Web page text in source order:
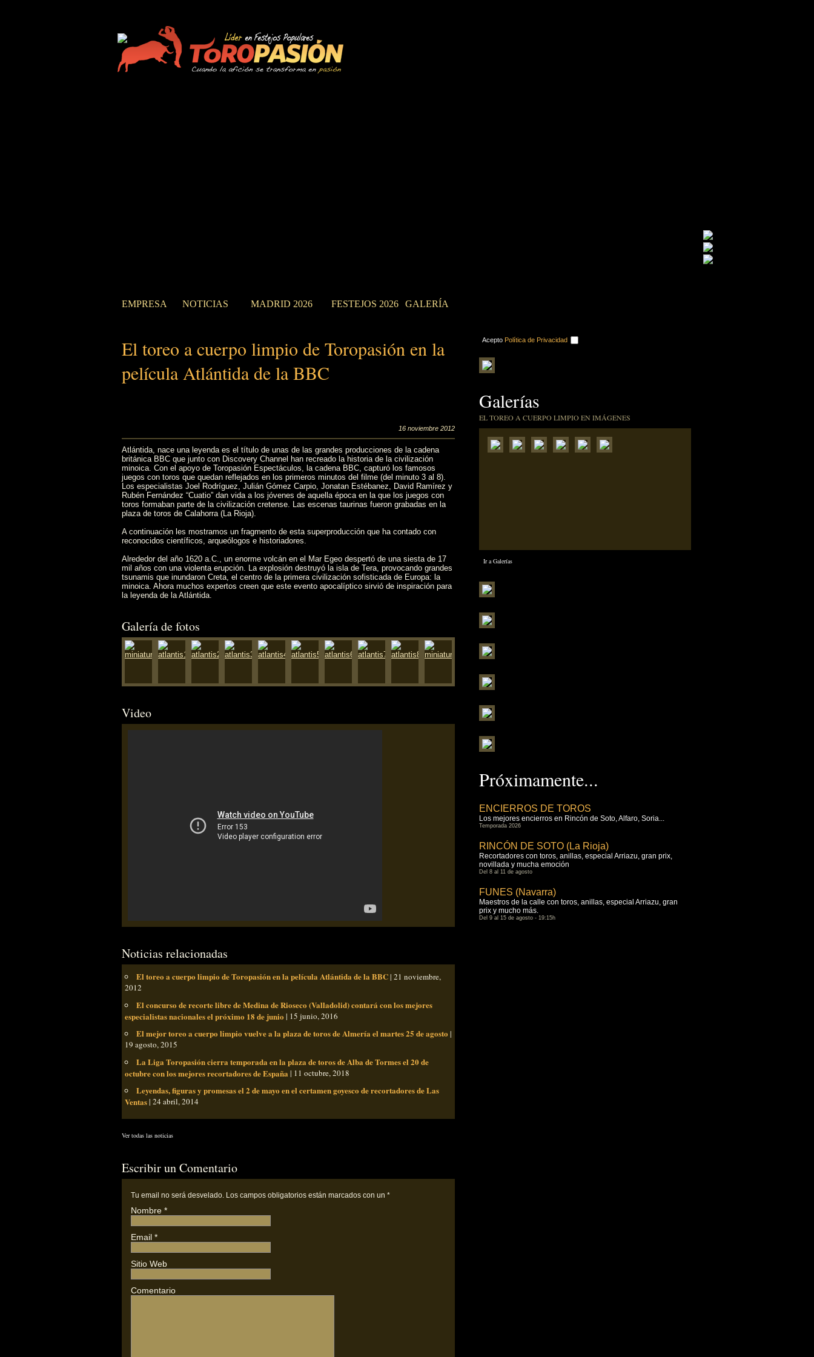
Acepto Política de Privacidad
EMPRESA NOTICIAS MADRID 2026 FESTEJOS 2026 GALERÍA
Galerías
EL TOREO A CUERPO LIMPIO EN IMÁGENES
Ir a Galerías
Próximamente...
ENCIERROS DE TOROS
Los mejores encierros en Rincón de Soto, Alfaro, Soria...
Temporada 2026
RINCÓN DE SOTO (La Rioja)
Recortadores con toros, anillas, especial Arriazu, gran prix,
novillada y mucha emoción
Del 8 al 11 de agosto
FUNES (Navarra)
Maestros de la calle con toros, anillas, especial Arriazu, gran
prix y mucho más.
Del 9 al 15 de agosto - 19:15h
El toreo a cuerpo limpio de Toropasión en la
película Atlántida de la BBC
16 noviembre 2012
Atlántida, nace una leyenda es el título de unas de las grandes producciones de la cadena
británica BBC que junto con Discovery Channel han recreado la historia de la civilización
minoica. Con el apoyo de Toropasión Espectáculos, la cadena BBC, capturó los famosos
juegos con toros que quedan reflejados en los primeros minutos del filme (del minuto 3 al 8).
Los especialistas Joel Rodríguez, Julián Gómez Carpio, Jonatan Estébanez, David Ramírez y
Rubén Fernández “Cuatio” dan vida a los jóvenes de aquella época en la que los juegos con
toros formaban parte de la civilización cretense. Las escenas taurinas fueron grabadas en la
plaza de toros de Calahorra (La Rioja).
A continuación les mostramos un fragmento de esta superproducción que ha contado con
reconocidos científicos, arqueólogos e historiadores.
Alrededor del año 1620 a.C., un enorme volcán en el Mar Egeo despertó de una siesta de 17
mil años con una violenta erupción. La explosión destruyó la isla de Tera, provocando grandes
tsunamis que inundaron Creta, el centro de la primera civilización sofisticada de Europa: la
minoica. Ahora muchos expertos creen que este evento apocalíptico sirvió de inspiración para
la leyenda de la Atlántida.
Galería de fotos
Video
Noticias relacionadas
El toreo a cuerpo limpio de Toropasión en la película Atlántida de la BBC| 21 noviembre,
2012
El concurso de recorte libre de Medina de Rioseco (Valladolid) contará con los mejores
especialistas nacionales el próximo 18 de junio | 15 junio, 2016
El mejor toreo a cuerpo limpio vuelve a la plaza de toros de Almería el martes 25 de agosto |
19 agosto, 2015
La Liga Toropasión cierra temporada en la plaza de toros de Alba de Tormes el 20 de
octubre con los mejores recortadores de España | 11 octubre, 2018
Leyendas, figuras y promesas el 2 de mayo en el certamen goyesco de recortadores de Las
Ventas| 24 abril, 2014
Ver todas las noticias
Escribir un Comentario
Tu email noserá desvelado. Los campos obligatorios están marcados con un *
Nombre *
Email *
Sitio Web
Comentario